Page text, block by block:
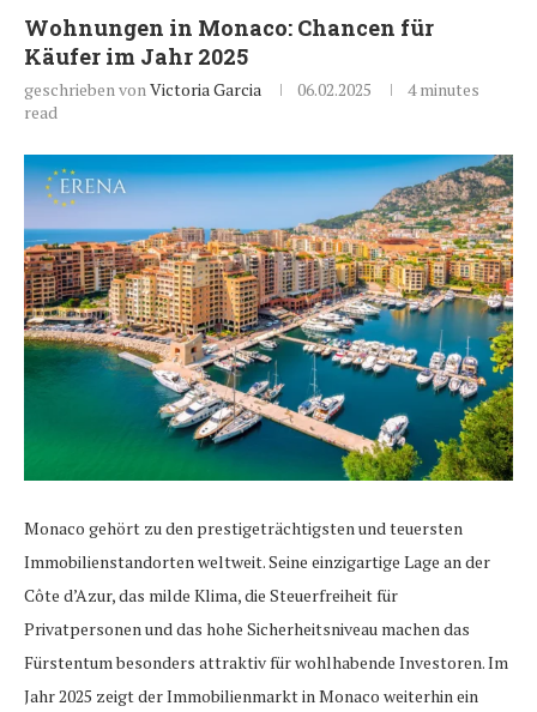
Wohnungen in Monaco: Chancen für
Käufer im Jahr 2025
geschrieben vonVictoria Garcia 06.02.2025
4 minutes
read
Monaco gehört zu den prestigeträchtigsten und teuersten
Immobilienstandorten weltweit. Seine einzigartige Lage an der
Côte d’Azur, das milde Klima, die Steuerfreiheit für
Privatpersonen und das hohe Sicherheitsniveau machen das
Fürstentum besonders attraktiv für wohlhabende Investoren. Im
Jahr 2025 zeigt der Immobilienmarkt in Monaco weiterhin ein